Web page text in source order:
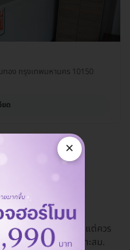
อง กรุงเทพมหานคร 10150
ยด
กลุ่มอายุหรือไม่?
ด้กับผู้ป่วยทุกกลุ่มอายุ แต่ควร
ใจว่าปลอดภัยและเหมาะสม.
×